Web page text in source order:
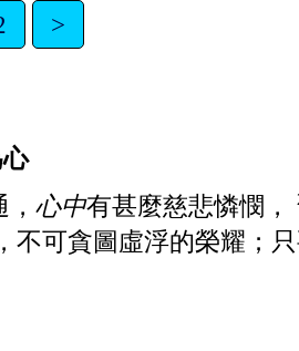
>
心中有甚麼慈悲憐憫，
不可貪圖虛浮的榮耀；